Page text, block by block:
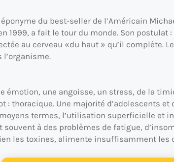
du best-seller de l’Américain
1999, a fait le tour du monde. Son postulat
au cerveau «du haut » qu’il complète.
émotion, une angoisse, un stress, de la
thoracique. Une majorité d’adolescents et
termes, l’utilisation superficielle et
à des problèmes de fatigue,
les toxines, alimente insuffisamment les